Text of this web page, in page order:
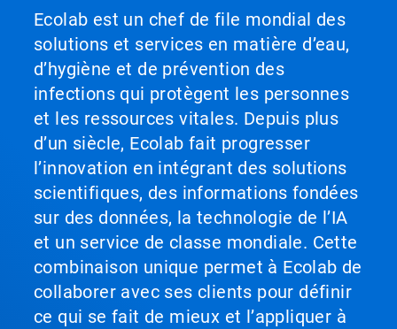
Ecolab est un chef de file mondial des
solutions et services en matière d’eau,
d’hygiène et de prévention des
infections qui protègent les personnes
et les ressources vitales. Depuis plus
d’un siècle, Ecolab fait progresser
l’innovation en intégrant des solutions
scientifiques, des informations fondées
sur des données, la technologie de l’IA
et un service de classe mondiale. Cette
combinaison unique permet à Ecolab de
collaborer avec ses clients pour définir
ce qui se fait de mieux et l’appliquer à